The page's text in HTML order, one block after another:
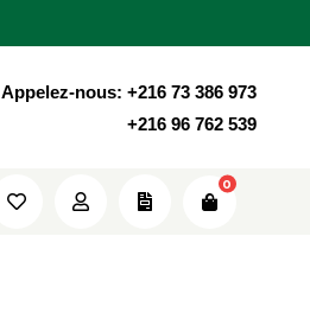
Appelez-nous: +216 73 386 973
+216 96 762 539
0